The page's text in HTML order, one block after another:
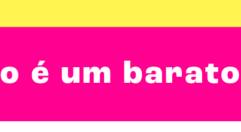
é um barato